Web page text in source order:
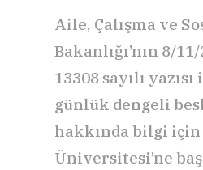
Aile, Çalışma ve
Bakanlığı’nın 8/
13308 sayılı
günlük dengeli
hakkında bilgi için
Üniversitesi’ne